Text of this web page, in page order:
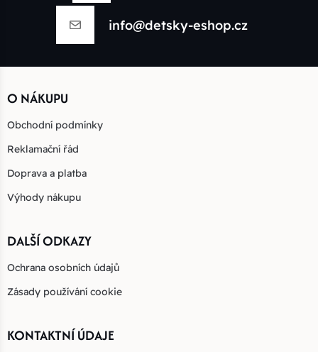
info@detsky-eshop.cz
O NÁKUPU
Obchodní podmínky
Reklamační řád
Doprava a platba
Výhody nákupu
DALŠÍ ODKAZY
Ochrana osobních údajů
Zásady používání cookie
KONTAKTNÍ ÚDAJE